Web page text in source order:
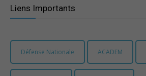
Liens Importants
Défense Nationale ACADEM